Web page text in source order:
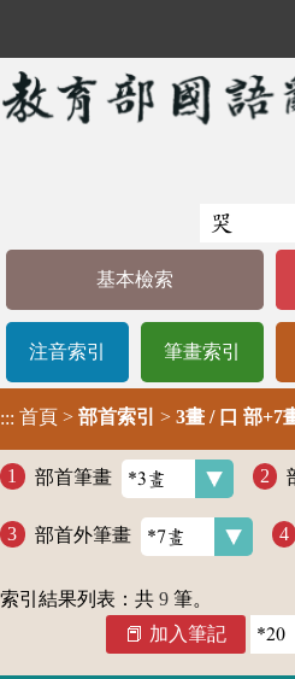
基本檢索
注音索引 筆畫索引
::: 首頁 > 部首索引 > 3畫 / 口 部+7
部首筆畫
部首外筆畫
索引結果列表：共 9 筆。
加入筆記